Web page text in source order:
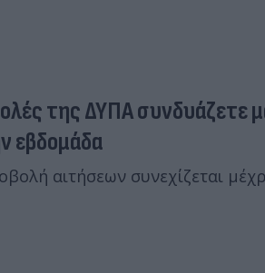
της ΔΥΠΑ συνδυάζετε
εβδομάδα
αιτήσεων συνεχίζεται